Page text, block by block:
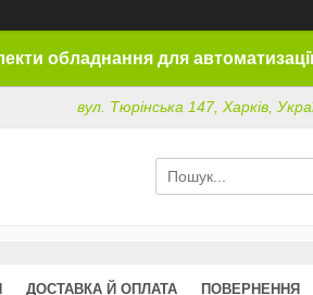
обладнання для автоматизації
вул. Тюрінська 147, Харків,
ДОСТАВКА Й ОПЛАТА ПОВЕРНЕННЯ